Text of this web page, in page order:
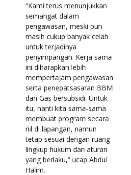
“Kami terus menunjukkan
semangat dalam
pengawasan, meski pun
masih cukup banyak celah
untuk terjadinya
penyimpangan. Kerja sama
ini diharapkan lebih
mempertajam pengawasan
serta penepatsasaran BBM
dan Gas bersubsidi. Untuk
itu, nanti kita sama-sama
membuat program secara
riil di lapangan, namun
tetap sesuai dengan ruang
lingkup hukum dan aturan
yang berlaku,” ucap Abdul
Halim.